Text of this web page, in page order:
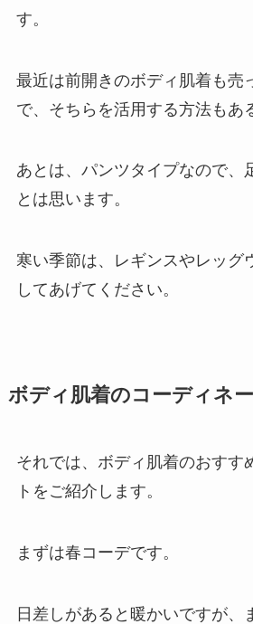
す。
最近は前開きのボディ肌着も売
で、そちらを活用する方法もあ
あとは、パンツタイプなので、
とは思います。
寒い季節は、レギンスやレッグ
してあげてください。
ボディ肌着のコーディネ
それでは、ボディ肌着のおすす
トをご紹介します。
まずは春コーデです。
日差しがあると暖かいですが、